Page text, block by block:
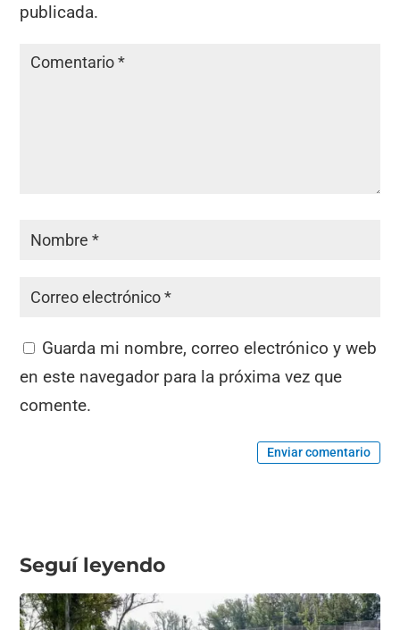
publicada.
Guarda mi nombre, correo electrónico y web
en este navegador para la próxima vez que
comente.
Enviar comentario
Seguí leyendo